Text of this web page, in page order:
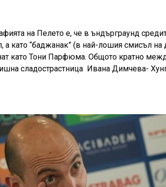
на Пелето е, че в ъндърграунд
а като “баджанак” (в най-лошия смисъл на
като Тони Парфюма. Общото кратно
сладострастница Ивана Димчева-